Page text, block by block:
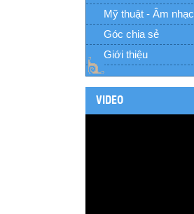
Mỹ thuật - Âm nhạc
Góc chia sẻ
Giới thiệu
VIDEO